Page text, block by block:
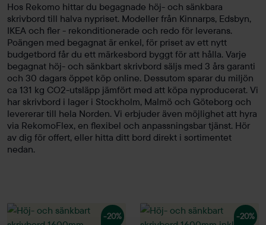
Hos Rekomo hittar du begagnade höj- och sänkbara
skrivbord till halva nypriset. Modeller från Kinnarps, Edsbyn,
IKEA och fler - rekonditionerade och redo för leverans.
Poängen med begagnat är enkel, för priset av ett nytt
budgetbord får du ett märkesbord byggt för att hålla. Varje
begagnat höj- och sänkbart skrivbord säljs med 3 års garanti
och 30 dagars öppet köp online. Dessutom sparar du miljön
ca 131 kg CO2-utsläpp jämfört med att köpa nyproducerat. Vi
har skrivbord i lager i Stockholm, Malmö och Göteborg och
levererar till hela Norden. Vi erbjuder även möjlighet att hyra
via RekomoFlex, en flexibel och anpassningsbar tjänst. Hör
av dig för offert, eller hitta ditt bord direkt i sortimentet
nedan.
-20% -20%